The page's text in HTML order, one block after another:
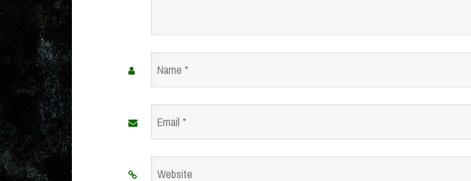
Name
Email
Website